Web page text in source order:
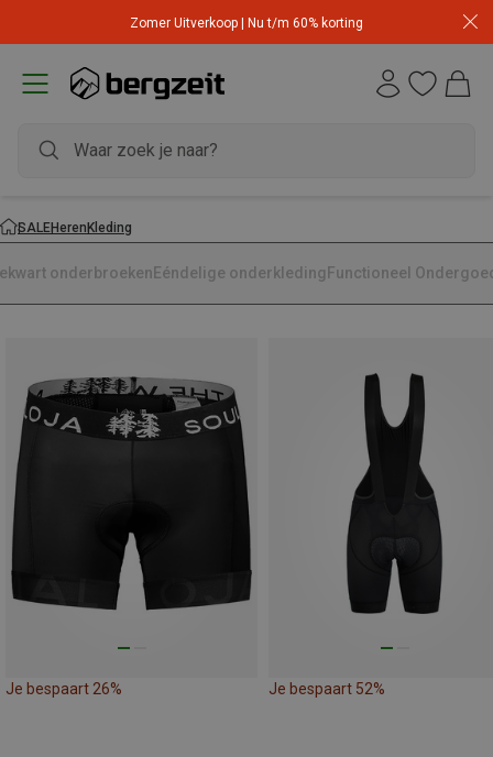
Zomer Uitverkoop | Nu t/m 60% korting
SALEHerenKleding
onderbroeken Eéndelige onderkleding Functioneel
Je bespaart 26% Je bespaart 52%